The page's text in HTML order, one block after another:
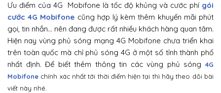
Ưu điểm của 4G Mobifone là tốc độ khủng và cước phí gói
cước 4G Mobifone cũng hợp lý kèm thêm khuyến mãi phút
gọi, tin nhắn… nên đang được rất nhiều khách hàng quan tâm.
Hiện nay vùng phủ sóng mạng 4G Mobifone chưa triển khai
trên toàn quốc mà chỉ phủ sóng 4G ở một số tỉnh thành phố
nhất định. Để biết thêm thông tin các vùng phủ sóng 4G
Mobifone chính xác nhất tới thời điểm hiện tại thì hãy theo dõi bài
viết này nhé.